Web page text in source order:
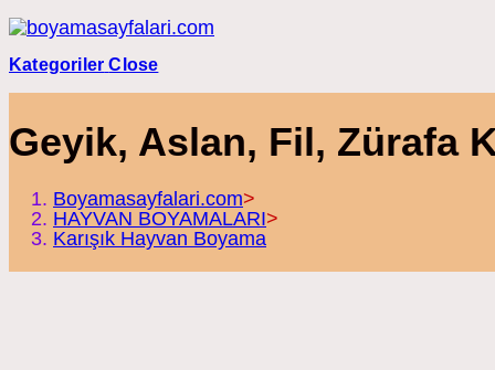
Skip
to
content
Kategoriler Close
Geyik, Aslan, Fil, Zürafa
Boyamasayfalari.com>
HAYVAN BOYAMALARI>
Karışık Hayvan Boyama